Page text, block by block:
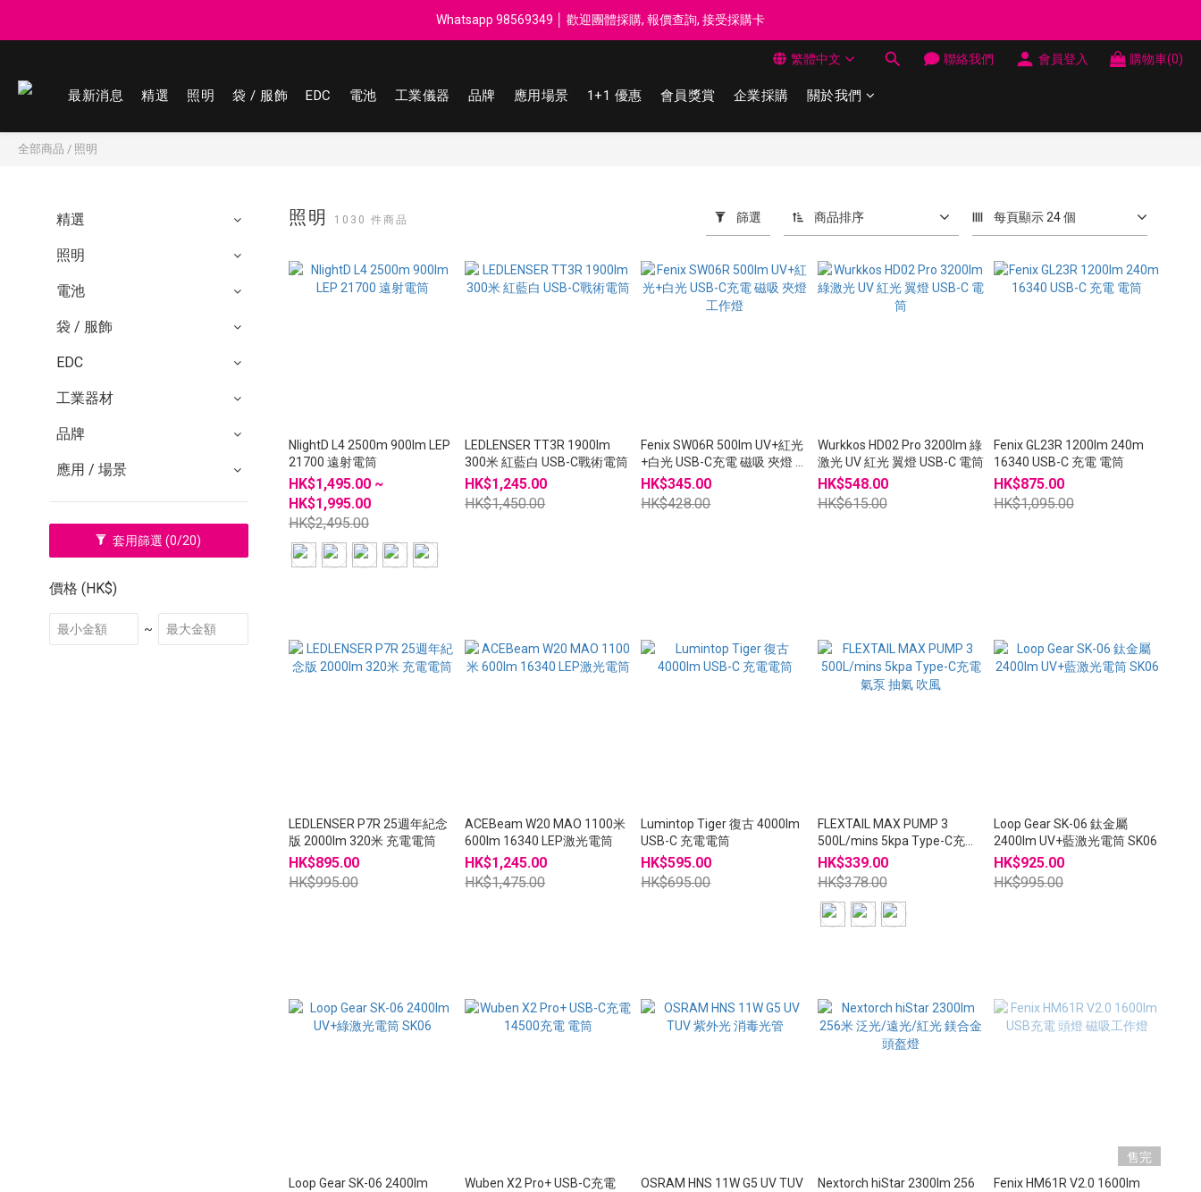
登記會員享每$50回贈$1 │ 滿HK$899 送 N-rit Campack Towel 吸汗毛巾 韓國制 送完即止
Whatsapp 98569349 │ 歡迎團體採購, 報價查詢, 接受採購卡
登記會員享每$50回贈$1 │ 滿HK$899 送 N-rit Campack Towel 吸汗毛巾 韓國制 送完即止
繁體中文 聯絡我們 會員登入 購物車(0)
最新消息 精選 照明 袋 / 服飾 EDC 電池 工業儀器 品牌 應用場景 1+1 優惠 會員獎賞 企業採購 關於我們
全部商品 / 照明
精選
照明
電池
袋 / 服飾
EDC
工業器材
品牌
應用 / 場景
套用篩選(0/20)
價格 (HK$)
~
照明 1030 件商品 篩選 商品排序 每頁顯示 24 個
NlightD L4 2500m 900lm LEP
21700 遠射電筒
HK$1,495.00 ~
HK$1,995.00
HK$2,495.00
LEDLENSER TT3R 1900lm
300米 紅藍白 USB-C戰術電筒
HK$1,245.00
HK$1,450.00
Fenix SW06R 500lm UV+紅光
+白光 USB-C充電 磁吸 夾燈 工
作燈
HK$345.00
HK$428.00
Wurkkos HD02 Pro 3200lm 綠
激光 UV 紅光 翼燈 USB-C 電筒
HK$548.00
HK$615.00
Fenix GL23R 1200lm 240m
16340 USB-C 充電 電筒
HK$875.00
HK$1,095.00
LEDLENSER P7R 25週年紀念
版 2000lm 320米 充電電筒
HK$895.00
HK$995.00
ACEBeam W20 MAO 1100米
600lm 16340 LEP激光電筒
HK$1,245.00
HK$1,475.00
Lumintop Tiger 復古 4000lm
USB-C 充電電筒
HK$595.00
HK$695.00
FLEXTAIL MAX PUMP 3
500L/mins 5kpa Type-C充電
氣泵 抽氣 吹風
HK$339.00
HK$378.00
Loop Gear SK-06 鈦金屬
2400lm UV+藍激光電筒 SK06
HK$925.00
HK$995.00
Loop Gear SK-06 2400lm
Wuben X2 Pro+ USB-C充電
OSRAM HNS 11W G5 UV TUV
Nextorch hiStar 2300lm 256
售完
Fenix HM61R V2.0 1600lm